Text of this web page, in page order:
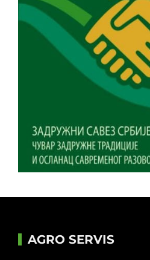
AGRO SERVIS